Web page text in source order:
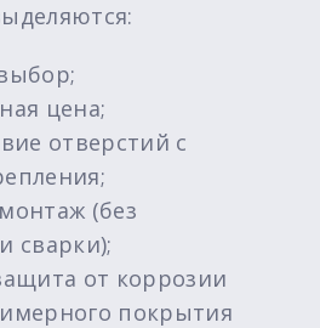
цена;
отверстий с
(без
сварки);
от коррозии
покрытия